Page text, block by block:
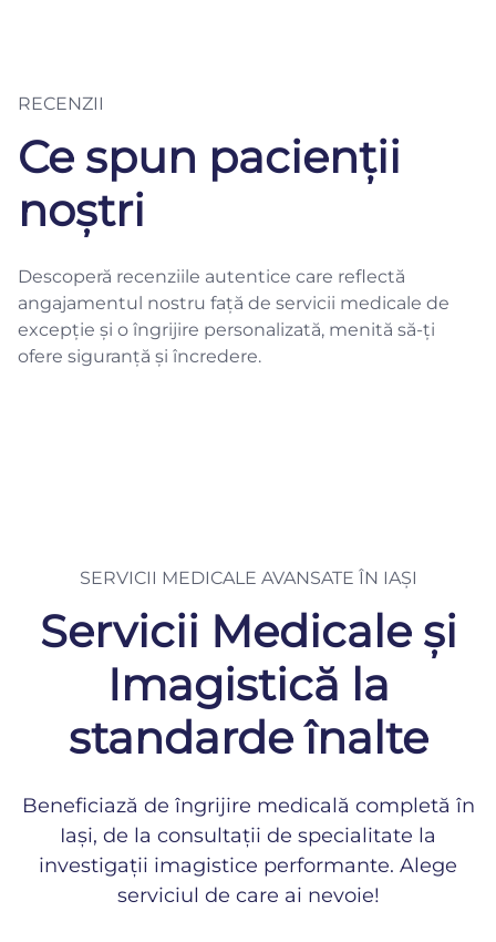
RECENZII
Ce spun pacienții
noștri
Descoperă recenziile autentice care reflectă
angajamentul nostru față de servicii medicale de
excepție și o îngrijire personalizată, menită să-ți
ofere siguranță și încredere.
SERVICII MEDICALE AVANSATE ÎN IAȘI
Servicii Medicale și
Imagistică la
standarde înalte
Beneficiază de îngrijire medicală completă în
Iași, de la consultații de specialitate la
investigații imagistice performante. Alege
serviciul de care ai nevoie!